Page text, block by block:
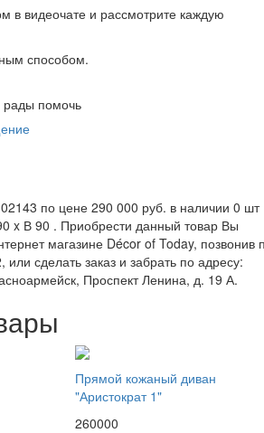
в видеочате и рассмотрите каждую
способом.
помочь
по цене 290 000 руб. в наличии 0 шт
x В 90 . Приобрести данный товар Вы
магазине Décor of Today, позвонив
сделать заказ и забрать по адресу:
Проспект Ленина, д. 19 А.
Прямой кожаный диван
"Аристократ 1"
260000